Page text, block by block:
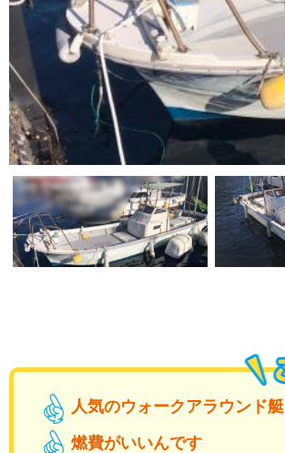
人気のウォークアラウンド艇
燃費がいいんです